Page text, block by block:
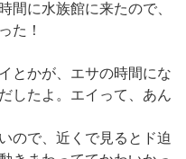
間に水族館に来たので、
た！
とかが、エサの時間にな
したよ。エイって、あん
ので、近くで見るとド迫